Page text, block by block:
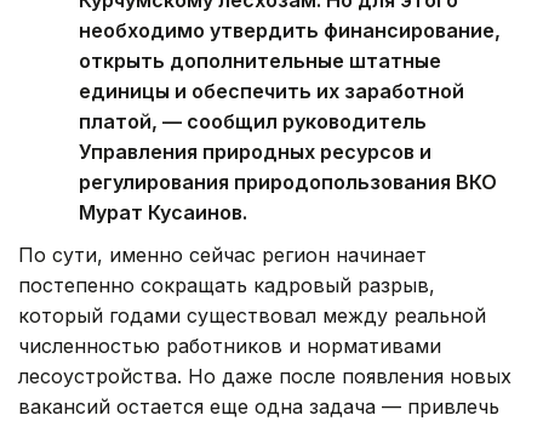
необходимо утвердить финансирование,
открыть дополнительные штатные
единицы и обеспечить их заработной
платой, — сообщил руководитель
Управления природных ресурсов и
регулирования природопользования ВКО
Мурат Кусаинов.
По сути, именно сейчас регион начинает
постепенно сокращать кадровый разрыв,
который годами существовал между реальной
численностью работников и нормативами
лесоустройства. Но даже после появления новых
вакансий остается еще одна задача — привлечь